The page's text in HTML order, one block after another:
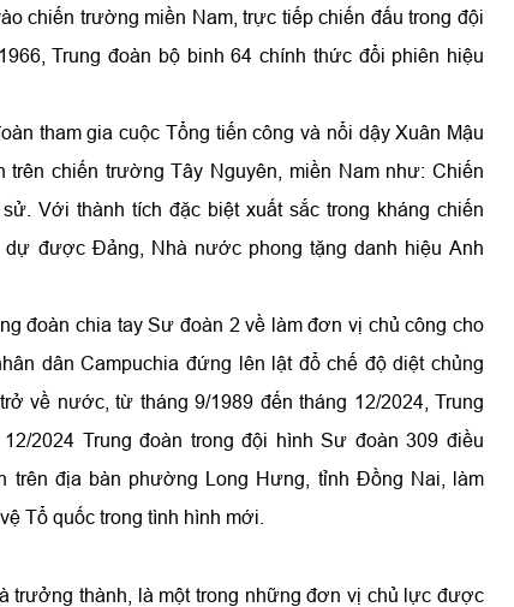
chiến trường miền Nam, trực tiếp chiến đấu trong đội
Trung đoàn bộ binh 64 chính thức đổi phiên hiệu
tham gia cuộc Tổng tiến công và nổi dậy Xuân Mậu
chiến trường Tây Nguyên, miền Nam như: Chiến
Với thành tích đặc biệt xuất sắc trong kháng chiến
dự được Đảng, Nhà nước phong tặng danh hiệu Anh
đoàn chia tay Sư đoàn 2 về làm đơn vị chủ công cho
dân Campuchia đứng lên lật đổ chế độ diệt chủng
về nước, từ tháng 9/1989 đến tháng 12/2024, Trung
2024 Trung đoàn trong đội hình Sư đoàn 309 điều
trên địa bàn phường Long Hưng, tỉnh Đồng Nai, làm
Tổ quốc trong tình hình mới.
trưởng thành, là một trong những đơn vị chủ lực được